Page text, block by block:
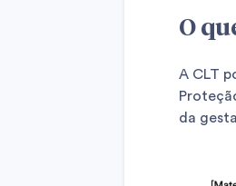
O
A CLT
da